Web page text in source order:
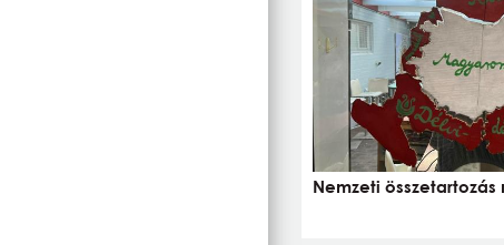
Nemzeti összetartozás